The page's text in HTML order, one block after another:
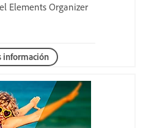
Elements Organizer
información